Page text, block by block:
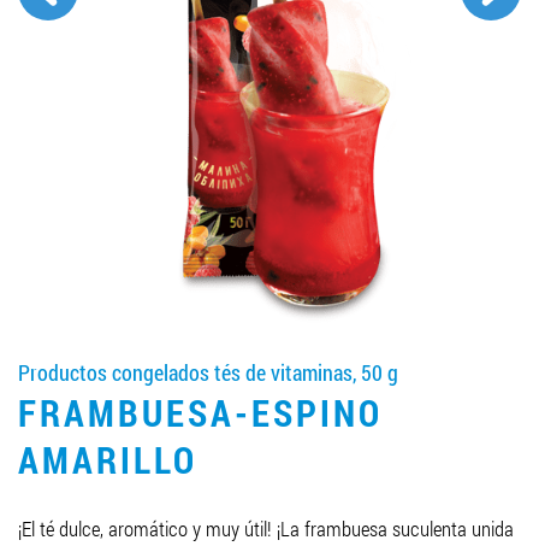
Vacantes
PEDIR PRODUCTOS "RUD":
LLEGAR A SER SOCIO
0412 48 28 17
0412 42 29 23
Productos congelados tés de vitaminas, 50 g
FRAMBUESA-ESPINO
AMARILLO
¡El té dulce, aromático y muy útil! ¡La frambuesa suculenta unida